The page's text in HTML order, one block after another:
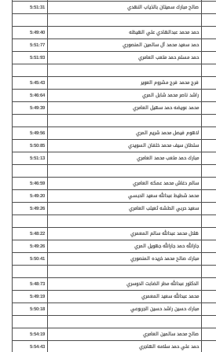
صالح مبارك سميتان بالذياب النهدي 5:51:31
حمد محمد عبدالهادي علي الهيظه
5:49:40
حمد سعيد محمد آل سالمين المنصوري
5:51:77
حمد مسلم حمد متعب العامري 5:51:93
فرج محمد فرج مشروم العوير
5:45:43
راشد ناصر محمد شابل المري
5:46:64
محمد عويضه حمد سهيل العامري 5:49:39
لاهوم فيصل محمد شريم المري
5:49:56
سلطان سيف محمد خلفان السويدي
5:50:85
مبارك حمد متعب محمد العامري 5:51:13
سالم دغاش محمد عمكه العامري
5:46:59
محمد شطيط عبدالله سعيد الحبسي
5:49:20
سعيد حربي الطشه ثعيلب العامري 5:49:26
هلال محمد عبدالله سالم المعمري
5:48:22
جارالله حمد جارالله جهويل المري
5:49:26
مبارك صالح محمد خريده المنصوري 5:50:41
الدكتور عبدالله مطر الضابت الدوسري
5:48:73
محمد عبدالله سعيد المعمري
5:49:19
مبارك حسين راشد حسين الجربوعي 5:50:18
صالح محمد سالمين العامري
5:54:19
حمد علي حمد سلامه الهاجري
5:54:43